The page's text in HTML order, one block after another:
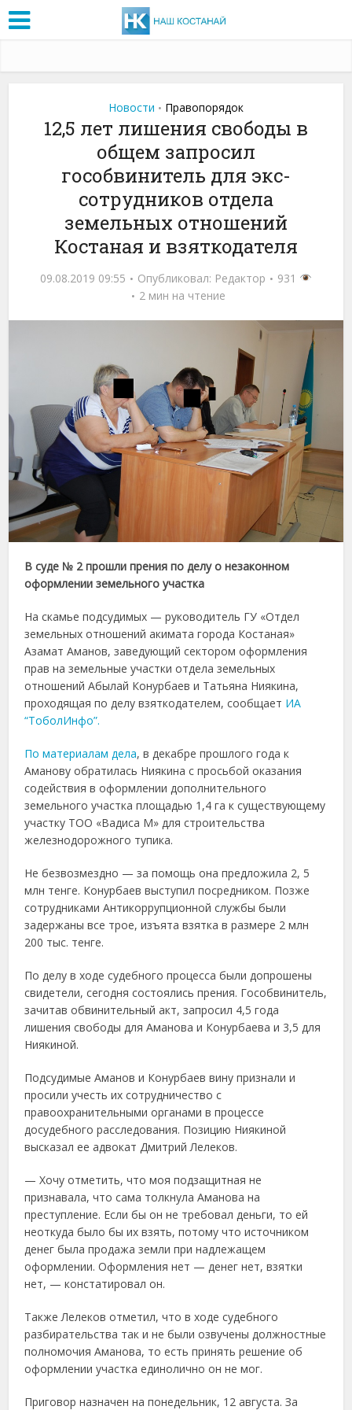
Новости • Правопорядок
12,5 лет лишения свободы в
общем запросил
гособвинитель для экс-
сотрудников отдела
земельных отношений
Костаная и взяткодателя
09.08.2019 09:55 Опубликовал: Редактор
931
2 мин на чтение
В суде № 2 прошли прения по делу о незаконном
оформлении земельного участка
На скамье подсудимых — руководитель ГУ «Отдел
земельных отношений акимата города Костаная»
Азамат Аманов, заведующий сектором оформления
прав на земельные участки отдела земельных
отношений Абылай Конурбаев и Татьяна Ниякина,
проходящая по делу взяткодателем, сообщает ИА
“ТоболИнфо”.
По материалам дела, в декабре прошлого года к
Аманову обратилась Ниякина с просьбой оказания
содействия в оформлении дополнительного
земельного участка площадью 1,4 га к существующему
участку ТОО «Вадиса М» для строительства
железнодорожного тупика.
Не безвозмездно — за помощь она предложила 2, 5
млн тенге. Конурбаев выступил посредником. Позже
сотрудниками Антикоррупционной службы были
задержаны все трое, изъята взятка в размере 2 млн
200 тыс. тенге.
По делу в ходе судебного процесса были допрошены
свидетели, сегодня состоялись прения. Гособвинитель,
зачитав обвинительный акт, запросил 4,5 года
лишения свободы для Аманова и Конурбаева и 3,5 для
Ниякиной.
Подсудимые Аманов и Конурбаев вину признали и
просили учесть их сотрудничество с
правоохранительными органами в процессе
досудебного расследования. Позицию Ниякиной
высказал ее адвокат Дмитрий Лелеков.
— Хочу отметить, что моя подзащитная не
признавала, что сама толкнула Аманова на
преступление. Если бы он не требовал деньги, то ей
неоткуда было бы их взять, потому что источником
денег была продажа земли при надлежащем
оформлении. Оформления нет — денег нет, взятки
нет, — констатировал он.
Также Лелеков отметил, что в ходе судебного
разбирательства так и не были озвучены должностные
полномочия Аманова, то есть принять решение об
оформлении участка единолично он не мог.
Приговор назначен на понедельник, 12 августа. За